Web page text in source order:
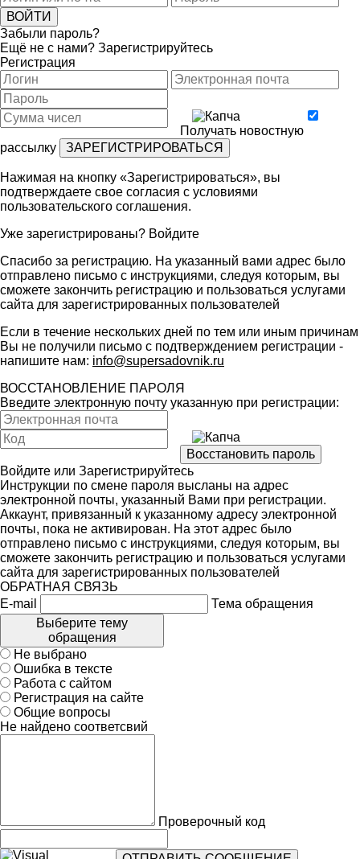
Забыли пароль?
Ещё не с нами? Зарегистрируйтесь
Регистрация
Получать новостную
рассылку
Нажимая на кнопку «Зарегистрироваться», вы
подтверждаете свое согласия с условиями
пользовательского соглашения.
Уже зарегистрированы? Войдите
Спасибо за регистрацию. На указанный вами адрес было
отправлено письмо с инструкциями, следуя которым, вы
сможете закончить регистрацию и пользоваться услугами
сайта для зарегистрированных пользователей
Если в течение нескольких дней по тем или иным причинам
Вы не получили письмо с подтверждением регистрации -
напишите нам: info@supersadovnik.ru
ВОССТАНОВЛЕНИЕ ПАРОЛЯ
Введите электронную почту указанную при регистрации:
Войдите или Зарегистрируйтесь
Инструкции по смене пароля высланы на адрес
электронной почты, указанный Вами при регистрации.
Аккаунт, привязанный к указанному адресу электронной
почты, пока не активирован. На этот адрес было
отправлено письмо с инструкциями, следуя которым, вы
сможете закончить регистрацию и пользоваться услугами
сайта для зарегистрированных пользователей
ОБРАТНАЯ СВЯЗЬ
E-mail
Тема обращения
Выберите тему
обращения
Не выбрано
Ошибка в тексте
Работа с сайтом
Регистрация на сайте
Общие вопросы
Не найдено соответсвий
Проверочный код